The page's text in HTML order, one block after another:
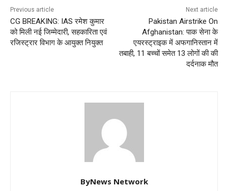
Previous article
CG BREAKING: IAS रमेश कुमार
को मिली नई जिम्मेदारी, सहकारिता एवं
रजिस्ट्रार विभाग के आयुक्त नियुक्त
Next article
Pakistan Airstrike On
Afghanistan: पाक सेना के
एयरस्ट्राइक में अफगानिस्तान में
तबाही, 11 बच्चों समेत 13 लोगों की की
दर्दनाक मौत
ByNews Network